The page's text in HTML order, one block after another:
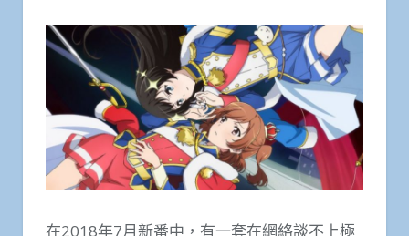
在2018年7月新番中，有一套在網絡談不上極